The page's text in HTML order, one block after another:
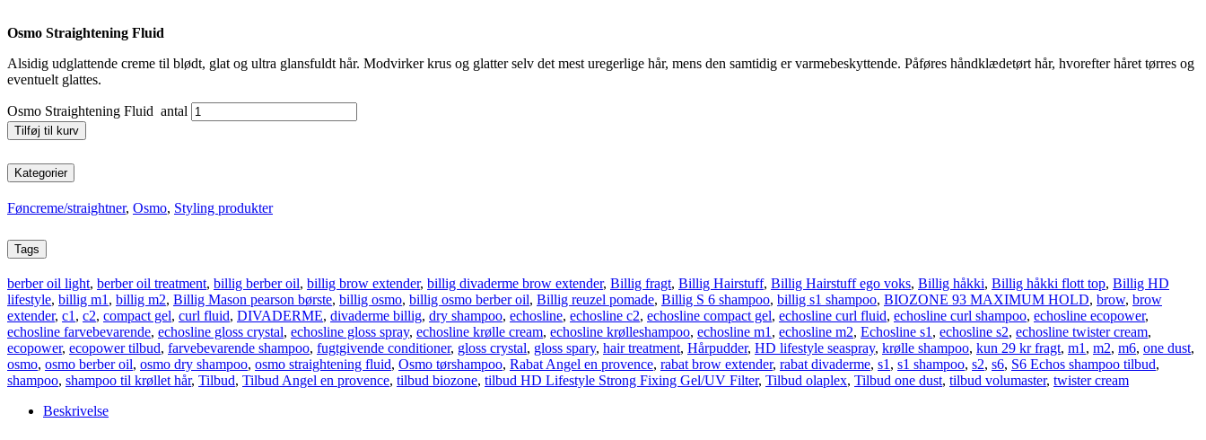
Osmo Straightening Fluid
Alsidig udglattende creme til blødt, glat og ultra glansfuldt hår. Modvirker krus og glatter selv det mest uregerlige hår, mens den samtidig er varmebeskyttende. Påføres håndklædetørt hår, hvorefter håret tørres og
eventuelt glattes.
Osmo Straightening Fluid antal
Tilføj til kurv
Kategorier
Føncreme/straightner, Osmo, Styling produkter
Tags
berber oil light, berber oil treatment, billig berber oil, billig brow extender, billig divaderme brow extender, Billig fragt, Billig Hairstuff, Billig Hairstuff ego voks, Billig håkki, Billig håkki flott top, Billig HD
lifestyle, billig m1, billig m2, Billig Mason pearson børste, billig osmo, billig osmo berber oil, Billig reuzel pomade, Billig S 6 shampoo, billig s1 shampoo, BIOZONE 93 MAXIMUM HOLD, brow, brow
extender, c1, c2, compact gel, curl fluid, DIVADERME, divaderme billig, dry shampoo, echosline, echosline c2, echosline compact gel, echosline curl fluid, echosline curl shampoo, echosline ecopower,
echosline farvebevarende, echosline gloss crystal, echosline gloss spray, echosline krølle cream, echosline krølleshampoo, echosline m1, echosline m2, Echosline s1, echosline s2, echosline twister cream,
ecopower, ecopower tilbud, farvebevarende shampoo, fugtgivende conditioner, gloss crystal, gloss spary, hair treatment, Hårpudder, HD lifestyle seaspray, krølle shampoo, kun 29 kr fragt, m1, m2, m6, one dust,
osmo, osmo berber oil, osmo dry shampoo, osmo straightening fluid, Osmo tørshampoo, Rabat Angel en provence, rabat brow extender, rabat divaderme, s1, s1 shampoo, s2, s6, S6 Echos shampoo tilbud,
shampoo, shampoo til krøllet hår, Tilbud, Tilbud Angel en provence, tilbud biozone, tilbud HD Lifestyle Strong Fixing Gel/UV Filter, Tilbud olaplex, Tilbud one dust, tilbud volumaster, twister cream
Beskrivelse